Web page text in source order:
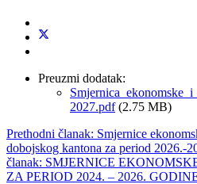
Preuzmi dodatak:
2027.pdf(2.75 MB)
Prethodni članak: Smjernice
dobojskog kantona za period 2026.-
članak: SMJERNICE
ZA PERIOD 2024. – 2026.